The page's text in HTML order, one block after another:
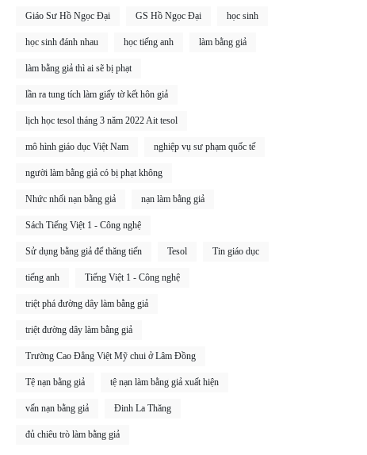
Giáo Sư Hồ Ngọc Đại GS Hồ Ngọc Đại học sinh
học sinh đánh nhau học tiếng anh làm bằng giả
làm bằng giả thì ai sẽ bị phạt
lần ra tung tích làm giấy tờ kết hôn giả
lịch học tesol tháng 3 năm 2022 Ait tesol
mô hình giáo dục Việt Nam nghiệp vụ sư phạm quốc tế
người làm bằng giả có bị phạt không
Nhức nhối nạn bằng giả nạn làm bằng giả
Sách Tiếng Việt 1 - Công nghệ
Sử dụng bằng giả để thăng tiến Tesol Tin giáo dục
tiếng anh Tiếng Việt 1 - Công nghệ
triệt phá đường dây làm bằng giả
triệt đường dây làm bằng giả
Trường Cao Đẳng Việt Mỹ chui ở Lâm Đồng
Tệ nạn bằng giả tệ nạn làm bằng giả xuất hiện
vấn nạn bằng giả Đinh La Thăng
đủ chiêu trò làm bằng giả